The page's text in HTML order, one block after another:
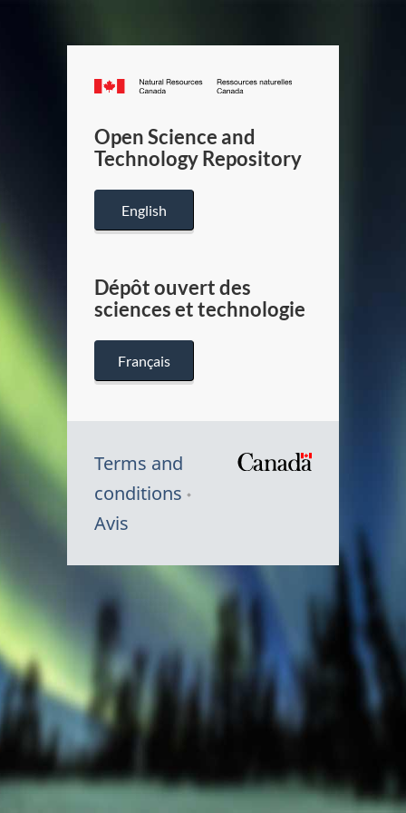
Canada.ca
/
Canada
Open Science and
Technology Repository
English
Dépôt ouvert des
sciences et technologie
Français
Terms and
conditions
Avis
Canada